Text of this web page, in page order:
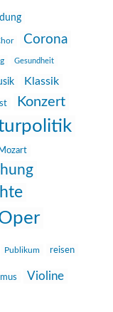
Corona
Gesundheit
Klassik
Konzert
Mozart
Publikum reisen
Violine